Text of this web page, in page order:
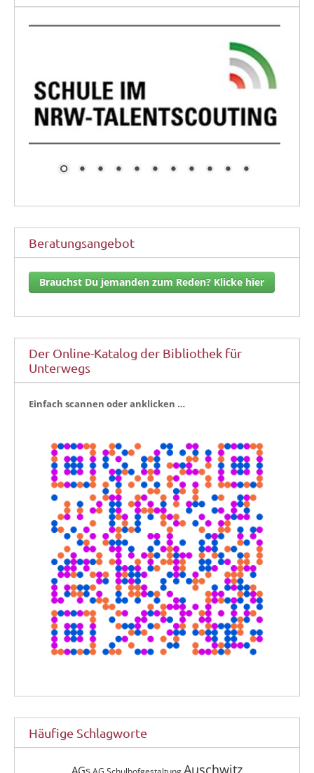
Beratungsangebot
Brauchst Du jemanden zum Reden? Klicke hier
Der Online-Katalog der Bibliothek für
Unterwegs
Ein­fach scan­nen oder anklicken …
Häufige Schlagworte
AGs Auschwitz